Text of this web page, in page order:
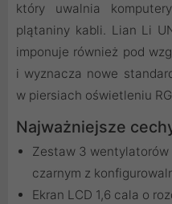
który uwalnia
plątaniny kabli. Lian Li
imponuje również pod
i wyznacza nowe
w piersiach oświetleniu
Najważniejsze
Zestaw 3 wentylatorów
czarnym z
Ekran LCD 1,6 cala o